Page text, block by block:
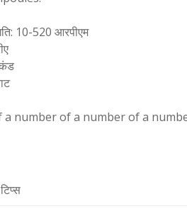
10-520 आरपीएम
number of a number of a